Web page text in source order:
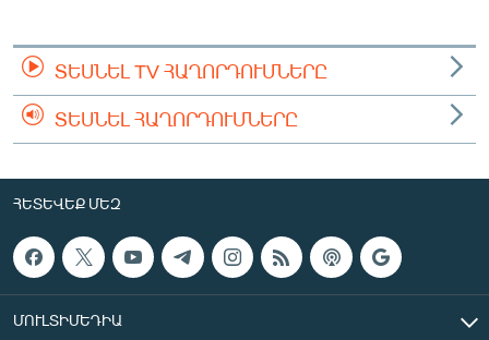
ՏԵՍՆԵԼ TV ՀԱՂՈՐԴՈՒՄՆԵՐԸ
ՏԵՍՆԵԼ ՀԱՂՈՐԴՈՒՄՆԵՐԸ
ՀԵՏԵՎԵՔ ՄԵԶ
ՄՈՒԼՏԻՄԵԴԻԱ